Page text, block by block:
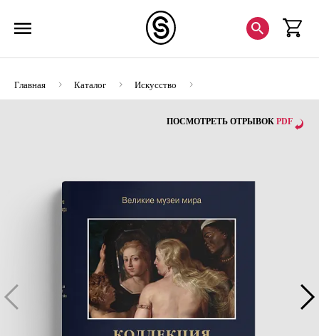
Главная Каталог
Искусство
Альбомы по искусству
Коллекция князей Лихтенштейн
ПОСМОТРЕТЬ ОТРЫВОК PDF